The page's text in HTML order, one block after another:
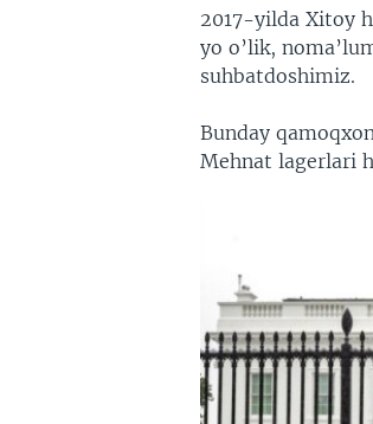
2017-yilda Xitoy
yo o’lik,
suhbatdoshimiz.
Bunday
Mehnat lagerlari